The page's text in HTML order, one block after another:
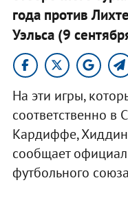
года против
Уэльса (9
На эти игры,
соответственно в
Кардиффе,
сообщает
футбольного